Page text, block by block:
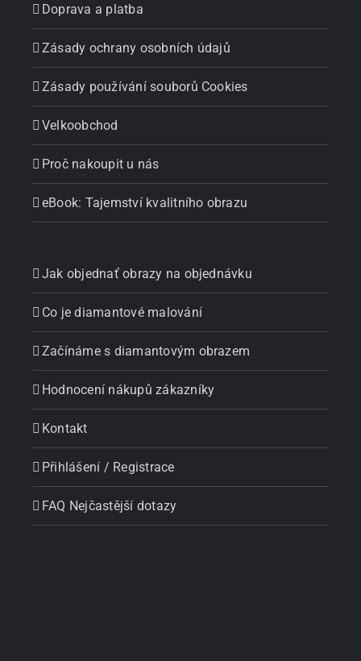
Doprava a platba
Zásady ochrany osobních údajů
Zásady používání souborů Cookies
Velkoobchod
Proč nakoupit u nás
eBook: Tajemství kvalitního obrazu
Jak objednať obrazy na objednávku
Co je diamantové malování
Začínáme s diamantovým obrazem
Hodnocení nákupů zákazníky
Kontakt
Přihlášení / Registrace
FAQ Nejčastější dotazy